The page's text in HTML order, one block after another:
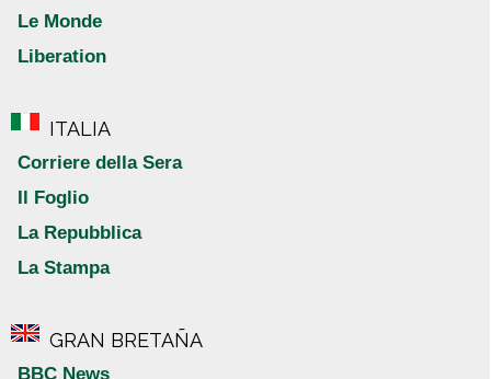
Le Monde
Liberation
ITALIA
Corriere della Sera
Il Foglio
La Repubblica
La Stampa
GRAN BRETAÑA
BBC News